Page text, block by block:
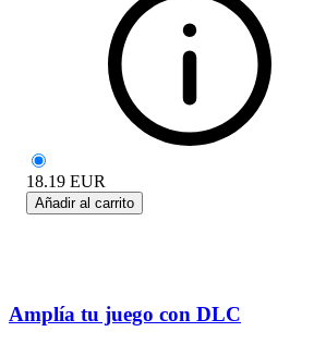
18.19 EUR
Añadir al carrito
Amplía tu juego con DLC